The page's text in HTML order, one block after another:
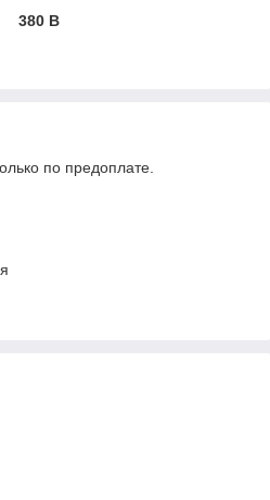
380 В
по предоплате.